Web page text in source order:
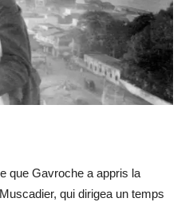
que Gavroche a appris la
qui dirigea un temps